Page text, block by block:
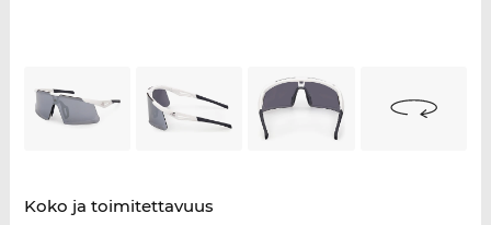
Koko ja toimitettavuus